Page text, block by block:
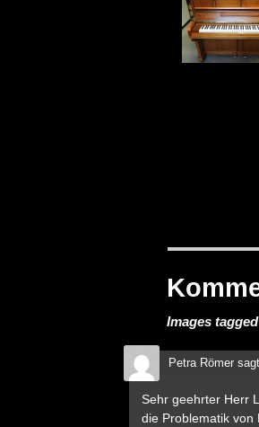
Images
Petra Römer
Sehr geehrter Herr
die Problematik von